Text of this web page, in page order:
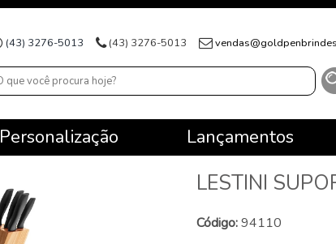
(43) 3276-5013 (43) 3276-5013
Personalização Lançamentos
LESTINI
Código:94110